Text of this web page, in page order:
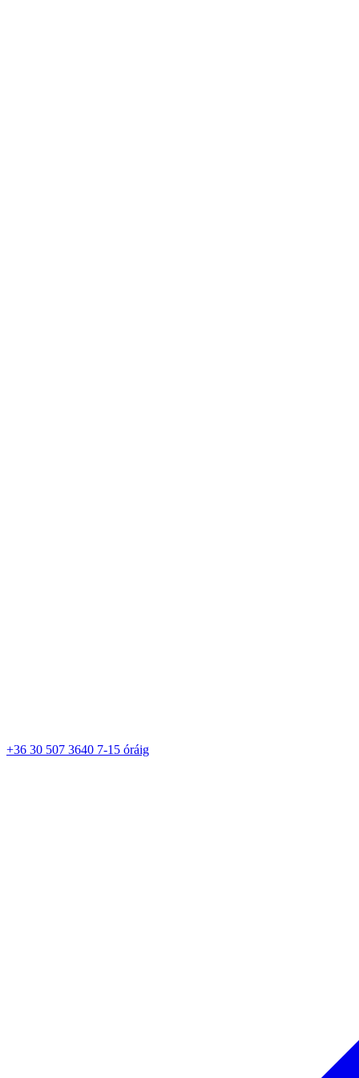
+36 30 507 3640 7-15 óráig